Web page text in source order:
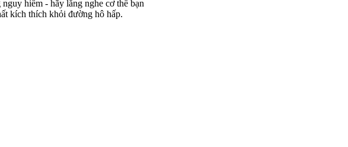
kíc‌h thí‌ch khỏi đường hô hấp.